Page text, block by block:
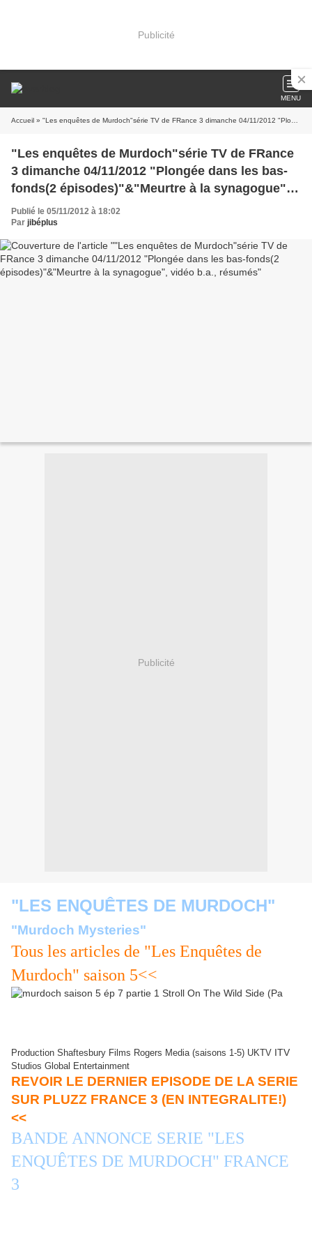
Publicité
MENU
Accueil » "Les enquêtes de Murdoch"série TV de FRance 3 dimanche 04/11/2012 "Plongée dans les bas-fonds(2 épisodes)"&"Meurtre à la synagogue", vidéo b.a., résumés
"Les enquêtes de Murdoch"série TV de FRance
3 dimanche 04/11/2012 "Plongée dans les bas-
fonds(2 épisodes)"&"Meurtre à la synagogue",
vidéo b.a., résumés
Publié le 05/11/2012 à 18:02
Par jibéplus
Publicité
"LES ENQUÊTES DE MURDOCH"
"Murdoch Mysteries"
Tous les articles de "Les Enquêtes de
Murdoch" saison 5<<
Production Shaftesbury Films Rogers Media (saisons 1-5) UKTV ITV
Studios Global Entertainment
REVOIR LE DERNIER EPISODE DE LA SERIE
SUR PLUZZ FRANCE 3 (EN INTEGRALITE!)
<<
BANDE ANNONCE SERIE "LES
ENQUÊTES DE MURDOCH" FRANCE
3